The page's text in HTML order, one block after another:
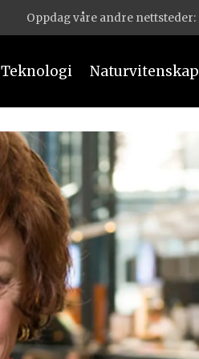
Oppdag våre andre nettsteder:
Teknologi Naturvitenskap